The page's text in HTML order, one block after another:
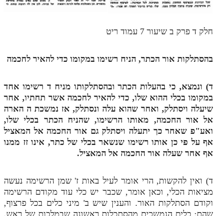
תלמוד עשר הספירות חלק ה
תלמוד עשר הספירות חלק ז
תלמוד עשר הספירות חלק ח
תלמוד עשר הספירות חלק ט
תלמוד עשר הספירות חלק י
תלמוד עשר הספירות חלק יא
תלמוד עשר הספירות חלק יב
תלמוד עשר הספירות חלק יד
תלמוד עשר הספירות חלק טו
חלק ד פרק ב שיעור 7 עמוד ריט
בהסתלקות אור הכתר, הניח רשימו במקומו כדי להאיר לחכמה
ד) ונמצא, כי בהעלות הכתר ובהסתלקותו מניח ד רשימו אחד
במקומו בכלי ההוא שלו, כדי להאיר לחכמה אשר תחתיו, אחר
שיעלה ויסתלק, ואחר שהוא עלה ונסתלק, אז נמשכת ה הארה
אל אור החכמה, מאותו הרשימו, שהניח הכתר בכלי שלו,
ואע"פ שאחר כך יתעלה ויסתלק גם אור החכמה אל המאציל
אף על פי כן אותו רשימו שנשאר בכלי של כתר, אינו זז ממנו
אף אחר שעלה אור החכמה אל המאציל.
ד) ואין להקשות, הרי אומר לעיל באות ז' שמן הרשימה נעשה
מציאות הכלי, וכאן אומר, שכבר יש כלי עוד מקודם הרשימה
וקודם הסתלקות האור. והענין שיש ב' מיני כלים בכל פרצוף,
שהם: כלים הנמשכים מהסתכלות ראשונה שבמלכות של ראש,